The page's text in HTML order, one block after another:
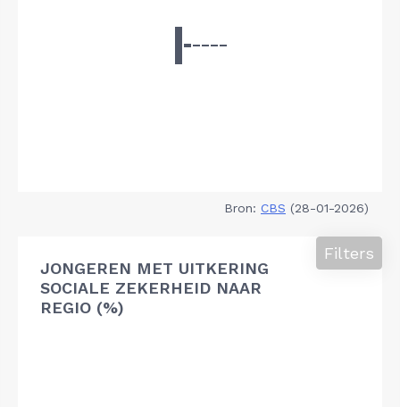
Bron: CBS (28-01-2026)
JONGEREN MET UITKERING
SOCIALE ZEKERHEID NAAR
REGIO (%)
Filters